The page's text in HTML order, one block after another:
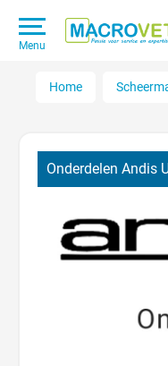
Menu
Home
Onderdelen Andis